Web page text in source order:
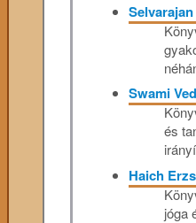
Swami
és
Haich
jóga